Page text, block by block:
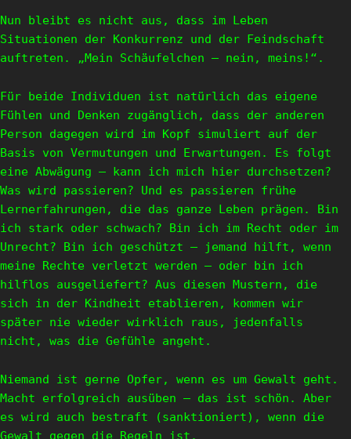
Nun bleibt es nicht aus, dass im Leben
Situationen der Konkurrenz und der Feindschaft
auftreten. „Mein Schäufelchen – nein, meins!“.
Für beide Individuen ist natürlich das eigene
Fühlen und Denken zugänglich, dass der anderen
Person dagegen wird im Kopf simuliert auf der
Basis von Vermutungen und Erwartungen. Es folgt
eine Abwägung – kann ich mich hier durchsetzen?
Was wird passieren? Und es passieren frühe
Lernerfahrungen, die das ganze Leben prägen. Bin
ich stark oder schwach? Bin ich im Recht oder im
Unrecht? Bin ich geschützt – jemand hilft, wenn
meine Rechte verletzt werden – oder bin ich
hilflos ausgeliefert? Aus diesen Mustern, die
sich in der Kindheit etablieren, kommen wir
später nie wieder wirklich raus, jedenfalls
nicht, was die Gefühle angeht.
Niemand ist gerne Opfer, wenn es um Gewalt geht.
Macht erfolgreich ausüben – das ist schön. Aber
es wird auch bestraft (sanktioniert), wenn die
Gewalt gegen die Regeln ist.